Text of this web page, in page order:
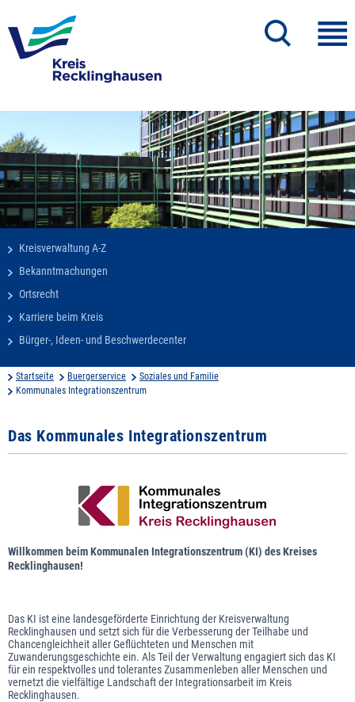
Kreisverwaltung A-Z
Bekanntmachungen
Ortsrecht
Karriere beim Kreis
Bürger-, Ideen- und Beschwerdecenter
Startseite Buergerservice
Soziales und Familie
Kommunales Integrationszentrum
Das Kommunales Integrationszentrum
Willkommen beim Kommunalen Integrationszentrum (KI) des Kreises
Recklinghausen!
Das KI ist eine landesgeförderte Einrichtung der Kreisverwaltung
Recklinghausen und setzt sich für die Verbesserung der Teilhabe und
Chancengleichheit aller Geflüchteten und Menschen mit
Zuwanderungsgeschichte ein. Als Teil der Verwaltung engagiert sich das KI
für ein respektvolles und tolerantes Zusammenleben aller Menschen und
vernetzt die vielfältige Landschaft der Integrationsarbeit im Kreis
Recklinghausen.